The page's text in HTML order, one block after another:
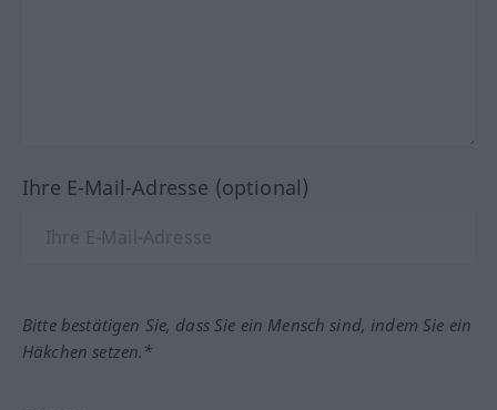
Ihre E-Mail-Adresse (optional)
Bitte bestätigen Sie, dass Sie ein Mensch sind, indem Sie ein
Häkchen setzen.*